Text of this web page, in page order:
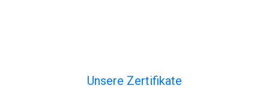
Unsere Zertifikate